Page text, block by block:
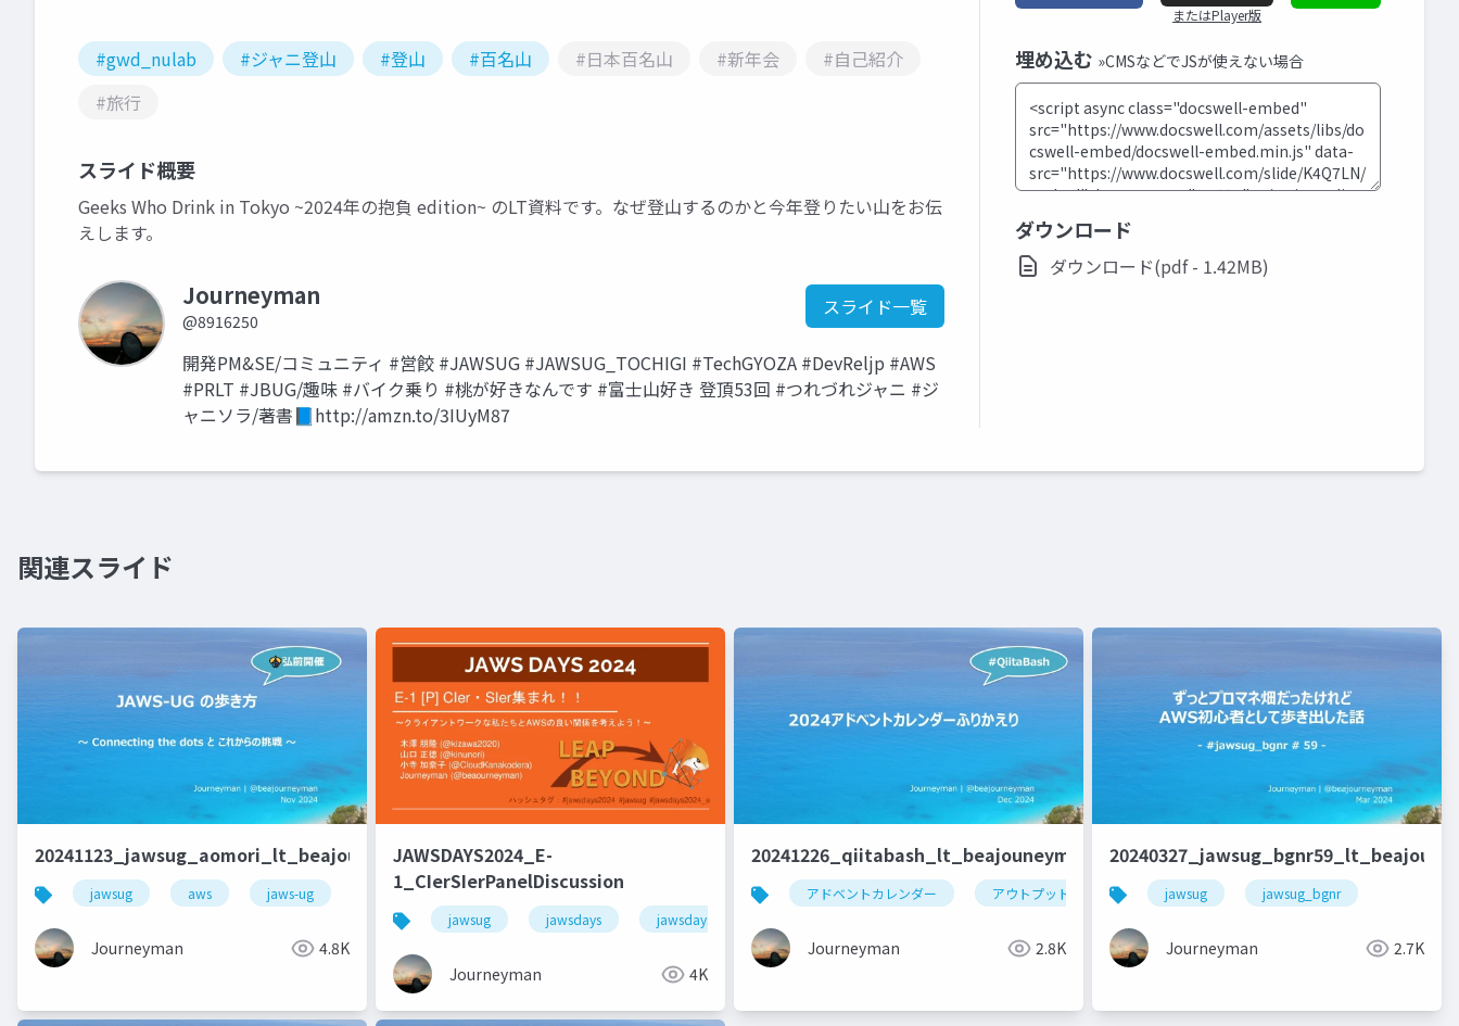
#gwd_nulab #ジャニ登山 #登山 #百名山 #日本百名山 #新年会
#自己紹介
#旅行
スライド概要
Geeks Who Drink in Tokyo ~2024年の抱負 edition~ のLT資料です。なぜ登山するのかと今年登りたい山をお伝
えします。
Journeyman
@8916250
スライド一覧
開発PM&SE/コミュニティ #営餃 #JAWSUG #JAWSUG_TOCHIGI #TechGYOZA #DevReljp #AWS
#PRLT #JBUG/趣味 #バイク乗り #桃が好きなんです #富士山好き 登頂53回 #つれづれジャニ #ジ
ャニソラ/著書📘http://amzn.to/3IUyM87
またはPlayer版
埋め込む »CMSなどでJSが使えない場合
ダウンロード
ダウンロード(pdf - 1.42MB)
関連スライド
20241123_jawsug_aomori_lt_beajouneyman
jawsug aws jaws-ug キャリア
Journeyman 4.8K
JAWSDAYS2024_E-
1_CIerSIerPanelDiscussion
jawsug jawsdays jawsdays2024
Journeyman 4K
20241226_qiitabash_lt_beajouneyman
アドベントカレンダー アウトプット qiita qiitaアドベントカレンダー
Journeyman 2.8K
jawsug jawsug_bgnr
Journeyman 2.7K